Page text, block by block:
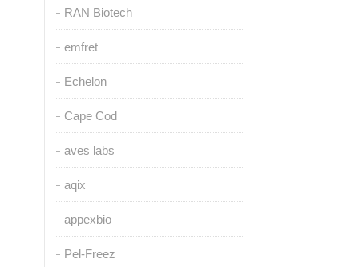
RAN Biotech
emfret
Echelon
Cape Cod
aves labs
aqix
appexbio
Pel-Freez